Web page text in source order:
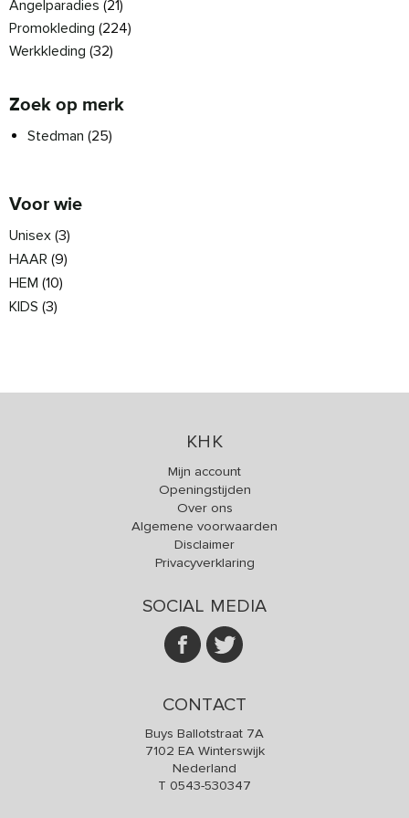
Angelparadies (21)
Promokleding (224)
Werkkleding (32)
Zoek op merk
Stedman (25)
Voor wie
Unisex (3)
HAAR (9)
HEM (10)
KIDS (3)
KHK
Mijn account
Openingstijden
Over ons
Algemene voorwaarden
Disclaimer
Privacyverklaring
SOCIAL MEDIA
CONTACT
Buys Ballotstraat 7A
7102 EA Winterswijk
Nederland
T 0543-530347